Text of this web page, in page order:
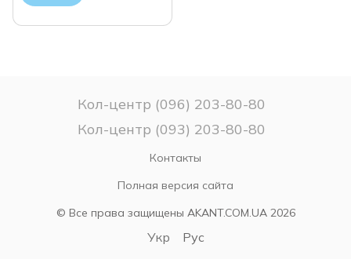
Кол-центр (096) 203-80-80
Кол-центр (093) 203-80-80
Контакты
Полная версия сайта
© Все права защищены AKANT.COM.UA 2026
Укр Рус